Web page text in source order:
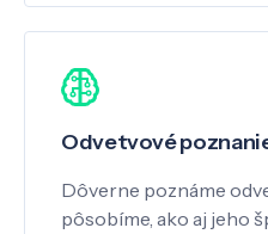
Odvetvové
Dôverne poznáme
pôsobíme, ako aj jeho